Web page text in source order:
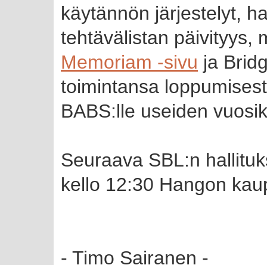
käytännön järjestelyt,
tehtävälistan päivityys,
Memoriam -sivu ja
toimintansa
BABS:lle useiden
Seuraava SBL:n
kello 12:30 Hangon
- Timo Sairanen -